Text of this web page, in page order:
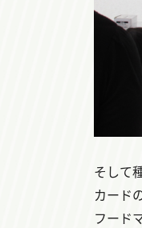
そして
カード
フード